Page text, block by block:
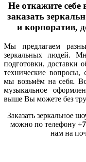
Не откажите
заказать
и корпоратив,
Мы предлагаем
зеркальных людей.
подготовки, доставки
технические вопросы,
мы возьмём на себя.
музыкальное
выше Вы можете без
Заказать зеркальное
можно по телефону
нам на